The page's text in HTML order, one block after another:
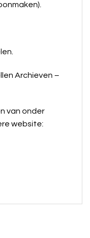
Archieven –
van onder
website: